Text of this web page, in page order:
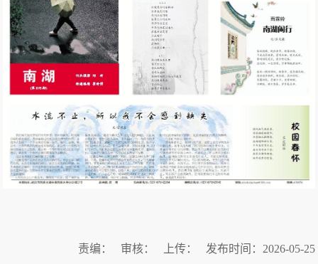
责编： 审核： 上传： 发布时间：2026-05-25